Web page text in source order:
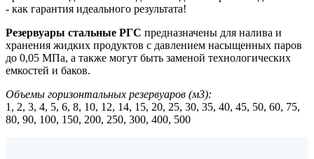
- как гарантия идеального результата!
Резервуары стальные РГС предназначены для налива и
хранения жидких продуктов с давлением насыщенных паров
до 0,05 МПа, а также могут быть заменой технологических
емкостей и баков.
Объемы горизонтальных резервуаров (м3):
1, 2, 3, 4, 5, 6, 8, 10, 12, 14, 15, 20, 25, 30, 35, 40, 45, 50, 60, 75,
80, 90, 100, 150, 200, 250, 300, 400, 500